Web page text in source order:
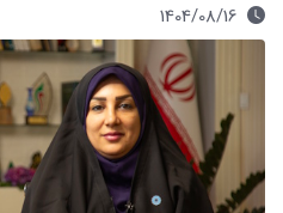
1404/08/16